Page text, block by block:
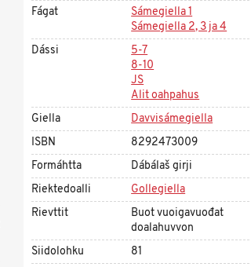
Fágat
Sámegiella 1
Sámegiella 2, 3 ja 4
Dássi
5-7
8-10
JS
Alit oahpahus
Giella
Davvisámegiella
ISBN
8292473009
Formáhtta
Dábálaš girji
Riektedoalli
Gollegiella
Rievttit
Buot vuoigavuođat
doalahuvvon
Siidolohku
81